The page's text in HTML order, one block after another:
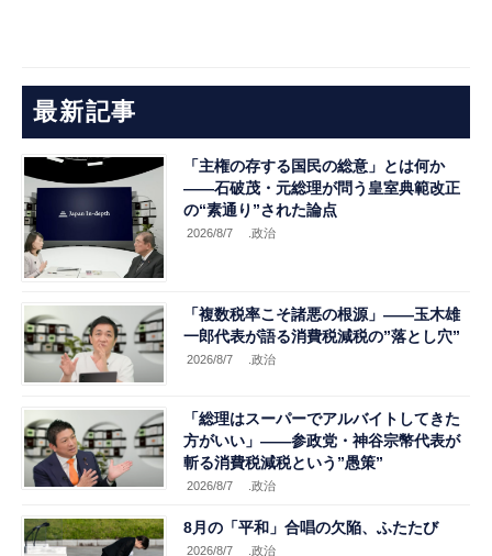
最新記事
「主権の存する国民の総意」とは何か
――石破茂・元総理が問う皇室典範改正
の“素通り”された論点
2026/8/7 .政治
「複数税率こそ諸悪の根源」――玉木雄
一郎代表が語る消費税減税の”落とし穴”
2026/8/7 .政治
「総理はスーパーでアルバイトしてきた
方がいい」――参政党・神谷宗幣代表が
斬る消費税減税という”愚策”
2026/8/7 .政治
8月の「平和」合唱の欠陥、ふたたび
2026/8/7 .政治